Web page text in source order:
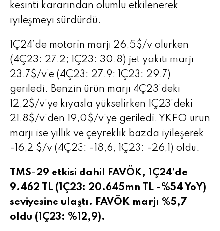
kesinti kararından olumlu etkilenerek
iyileşmeyi sürdürdü.
1Ç24’de motorin marjı 26,5$/v olurken
(4Ç23: 27,2; 1Ç23: 30,8) jet yakıtı marjı
23,7$/v’e (4Ç23: 27,9; 1Ç23: 29,7)
geriledi. Benzin ürün marjı 4Ç23’deki
12,2$/v’ye kıyasla yükselirken 1Ç23’deki
21,8$/v’den 19,0$/v’ye geriledi, YKFO ürün
marjı ise yıllık ve çeyreklik bazda iyileşerek
-16,2 $/v (4Ç23: -18,6, 1Ç23: -26,1) oldu.
TMS-29 etkisi dahil FAVÖK, 1Ç24’de
9.462 TL (1Ç23: 20.645mn TL -%54 YoY)
seviyesine ulaştı. FAVÖK marjı %5,7
oldu (1Ç23: %12,9).